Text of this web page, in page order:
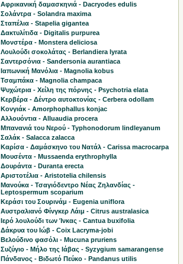
Αφρικανική δαμασκηνιά - Dacryodes edulis
Σολάντρα - Solandra maxima
Σταπέλια - Stapelia gigantea
Δακτυλίτιδα - Digitalis purpurea
Μονστέρα - Monstera deliciosa
Λουλούδι σοκολάτας - Berlandiera lyrata
Σαντερσόνια - Sandersonia aurantiaca
Ιαπωνική Μανόλια - Magnolia kobus
Τσαμπάκα - Magnolia champaca
Ψυχώτρια - Χείλη της πόρνης - Psychotria elata
Κερβέρα - Δέντρο αυτοκτονίας - Cerbera odollam
Κονγιάκ - Amorphophallus konjac
Αλλουόντια - Alluaudia procera
Μπανανιά του Νερού - Typhonodorum lindleyanum
Σαλάκ - Salacca zalacca
Καρίσα - Δαμάσκηνο του Νατάλ - Carissa macrocarpa
Μουσέντα - Mussaenda erythrophylla
Δουράντα - Duranta erecta
Αριστοτέλια - Aristotelia chilensis
Μανούκα - Τσαγιόδεντρο Νέας Ζηλανδίας -
Leptospermum scoparium
Κεράσι του Σουρινάμ - Eugenia uniflora
Αυστραλιανό Φίνγκερ Λάιμ - Citrus australasica
Ιερό λουλούδι των Ίνκας - Cantua buxifolia
Δάκρυα του Ιώβ - Coix Lacryma-jobi
Βελούδινο φασόλι - Mucuna pruriens
Συζύγιο - Μήλο της Ιάβας - Syzygium samarangense
Πάνδανος - Βιδωτό Πεύκο - Pandanus utilis